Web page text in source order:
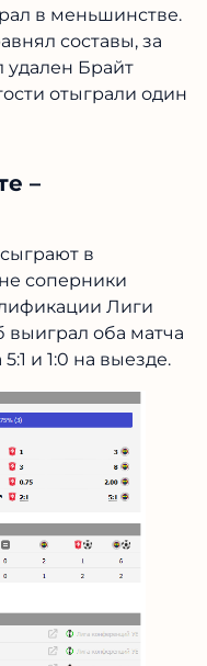
в меньшинстве.
составы, за
удален Брайт
отыграли один
–
в
соперники
Лиги
выиграл оба матча
и 1:0 на выезде.